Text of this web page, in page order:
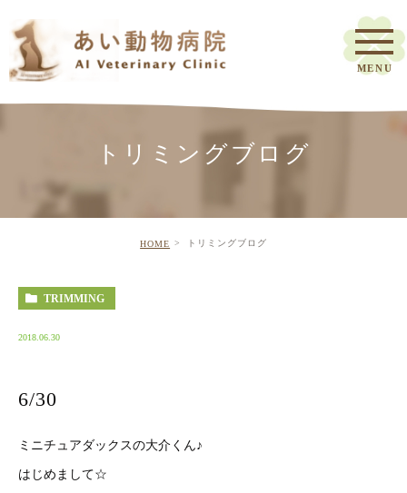
トリミングブログ
HOME トリミングブログ
TRIMMING
2018.06.30
6/30
ミニチュアダックスの大介くん♪
はじめまして☆